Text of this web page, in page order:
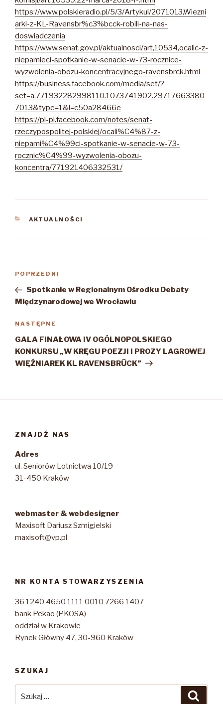
https://www.polskieradio.pl/5/3/Artykul/2071013,Wiezni
arki-z-KL-Ravensbr%c3%bcck-robili-na-nas-
doswiadczenia
https://www.senat.gov.pl/aktualnosci/art,10534,ocalic-z-
niepamieci-spotkanie-w-senacie-w-73-rocznice-
wyzwolenia-obozu-koncentracyjnego-ravensbrck.html
https://business.facebook.com/media/set/?
set=a.771932282998110.1073741902.29717663380
7013&type=1&l=c50a28466e
https://pl-pl.facebook.com/notes/senat-
rzeczypospolitej-polskiej/ocali%C4%87-z-
niepami%C4%99ci-spotkanie-w-senacie-w-73-
rocznic%C4%99-wyzwolenia-obozu-
koncentra/771921406332531/
KATEGORIE
AKTUALNOŚCI
Poprzedni
wpis
POPRZEDNI
Spotkanie w Regionalnym Ośrodku Debaty
Międzynarodowej we Wrocławiu
Następny
wpis
NASTĘPNE
GALA FINAŁOWA IV OGÓLNOPOLSKIEGO
KONKURSU „W KRĘGU POEZJI I PROZY LAGROWEJ
WIĘŹNIAREK KL RAVENSBRÜCK”
ZNAJDŹ NAS
Adres
ul. Seniorów Lotnictwa 10/19
31-450 Kraków
webmaster & webdesigner
Maxisoft Dariusz Szmigielski
maxisoft@vp.pl
NR KONTA STOWARZYSZENIA
36 1240 4650 1111 0010 7266 1407
bank Pekao (PKOSA)
oddział w Krakowie
Rynek Główny 47, 30-960 Kraków
SZUKAJ